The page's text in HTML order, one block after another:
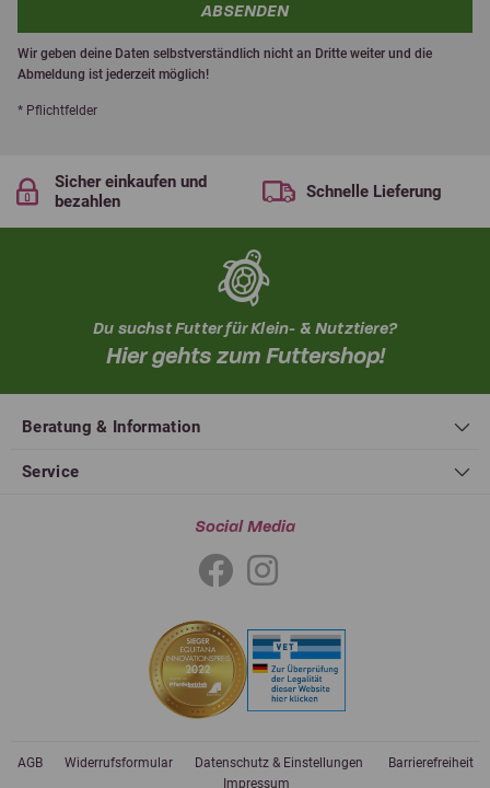
ABSENDEN
Wir geben deine Daten selbstverständlich nicht an Dritte weiter und die
Abmeldung ist jederzeit möglich!
* Pflichtfelder
Sicher einkaufen und
bezahlen
Schnelle Lieferung
Du suchst Futter für Klein- & Nutztiere?
Hier gehts zum Futtershop!
Beratung & Information
Service
Social Media
AGB Widerrufsformular Datenschutz & Einstellungen
Barrierefreiheit
Impressum